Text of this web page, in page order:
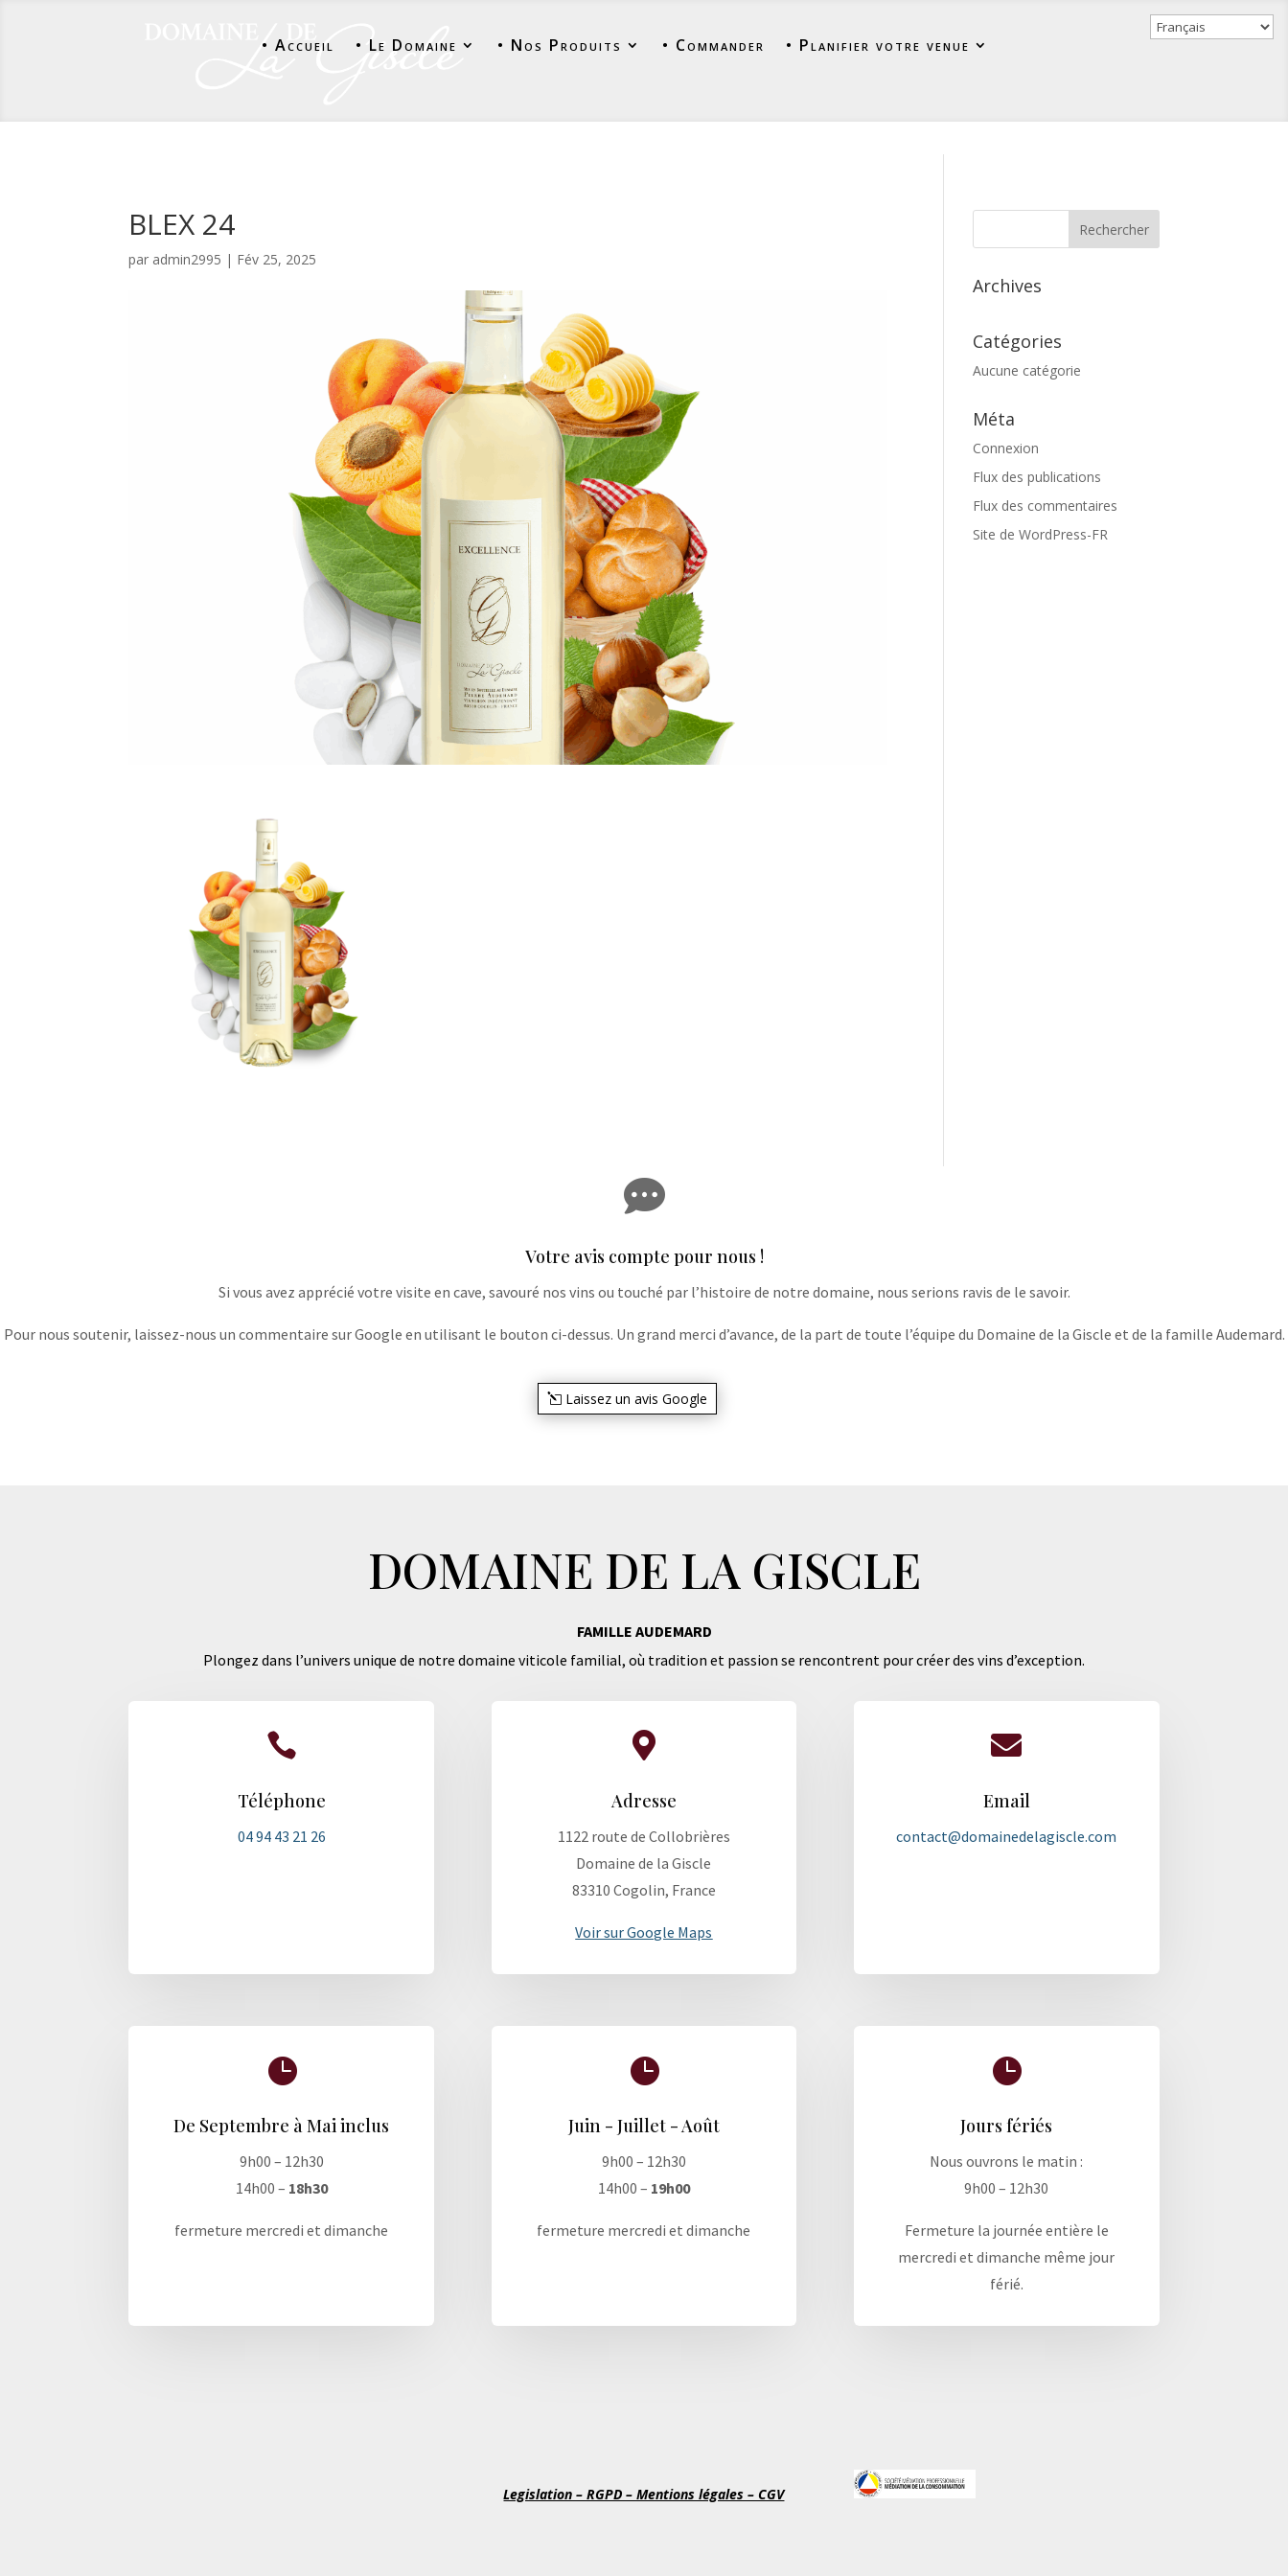
• Accueil • Le Domaine • Nos Produits • Commander • Planifier votre venue
BLEX 24
par admin2995 | Fév 25, 2025
Archives
Catégories
Aucune catégorie
Méta
Connexion
Flux des publications
Flux des commentaires
Site de WordPress-FR

Votre avis compte pour nous !
Si vous avez apprécié votre visite en cave, savouré nos vins ou touché par l’histoire de notre domaine, nous serions ravis de le savoir.
Pour nous soutenir, laissez-nous un commentaire sur Google en utilisant le bouton ci-dessus. Un grand merci d’avance, de la part de toute l’équipe du Domaine de la Giscle et de la famille Audemard.
Laissez un avis Google
DOMAINE DE LA GISCLE
FAMILLE AUDEMARD
Plongez dans l’univers unique de notre domaine viticole familial, où tradition et passion se rencontrent pour créer des vins d’exception.

Téléphone
04 94 43 21 26

Adresse
1122 route de Collobrières
Domaine de la Giscle
83310 Cogolin, France
Voir sur Google Maps

Email
contact@domainedelagiscle.com

De Septembre à Mai inclus
9h00 – 12h30
14h00 – 18h30
fermeture mercredi et dimanche

Juin - Juillet - Août
9h00 – 12h30
14h00 – 19h00
fermeture mercredi et dimanche

Jours fériés
Nous ouvrons le matin :
9h00 – 12h30
Fermeture la journée entière le
mercredi et dimanche même jour
férié.
Legislation – RGPD – Mentions légales – CGV